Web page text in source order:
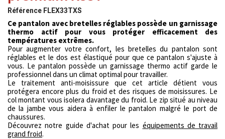
Référence FLEX33TXS
Ce pantalon avec bretelles réglables possède un garnissage
thermo actif pour vous protéger efficacement des
températures extrêmes.
Pour augmenter votre confort, les bretelles du pantalon sont
réglables et le dos est élastiqué pour que ce pantalon s'ajuste à
vous. Le pantalon possède un garnissage thermo actif garde le
professionnel dans un climat optimal pour travailler.
Le traitement anti-moisissure que cet article détient vous
protégera encore plus du froid et des risques de moisissures. Le
col montant vous isolera davantage du froid. Le zip situé au niveau
de la jambe vous aidera à enfiler le pantalon malgré le port de
chaussures.
Découvrez notre guide d'achat pour les équipements de travail
grand froid.